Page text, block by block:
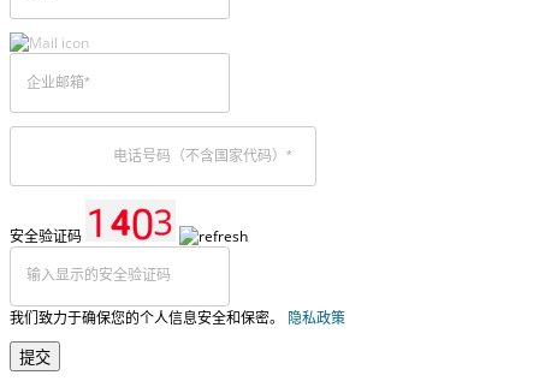
安全验证码
我们致力于确保您的个人信息安全和保密。 隐私政策
提交